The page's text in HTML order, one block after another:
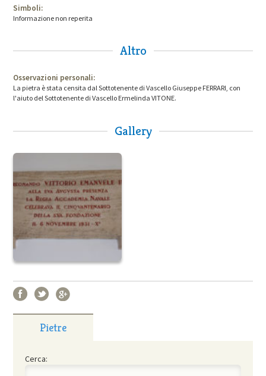
Simboli:
Informazione non reperita
Altro
Osservazioni personali:
La pietra è stata censita dal Sottotenente di Vascello Giuseppe FERRARI, con
l'aiuto del Sottotenente di Vascello Ermelinda VITONE.
Gallery
Pietre
Cerca: